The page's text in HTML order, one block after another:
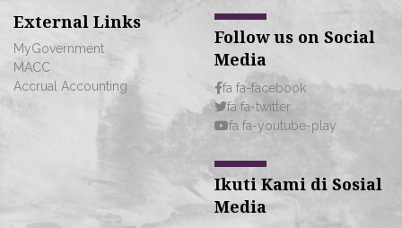
External Links
MyGovernment
MACC
Accrual Accounting
Follow us on Social
Media
fa fa-facebook
fa fa-twitter
fa fa-youtube-play
Ikuti Kami di Sosial
Media